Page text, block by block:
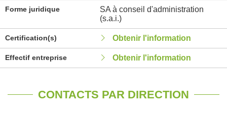
Forme juridique
SA à conseil d'administration
(s.a.i.)
Certification(s) Obtenir l'information
Effectif entreprise Obtenir l'information
CONTACTS PAR DIRECTION